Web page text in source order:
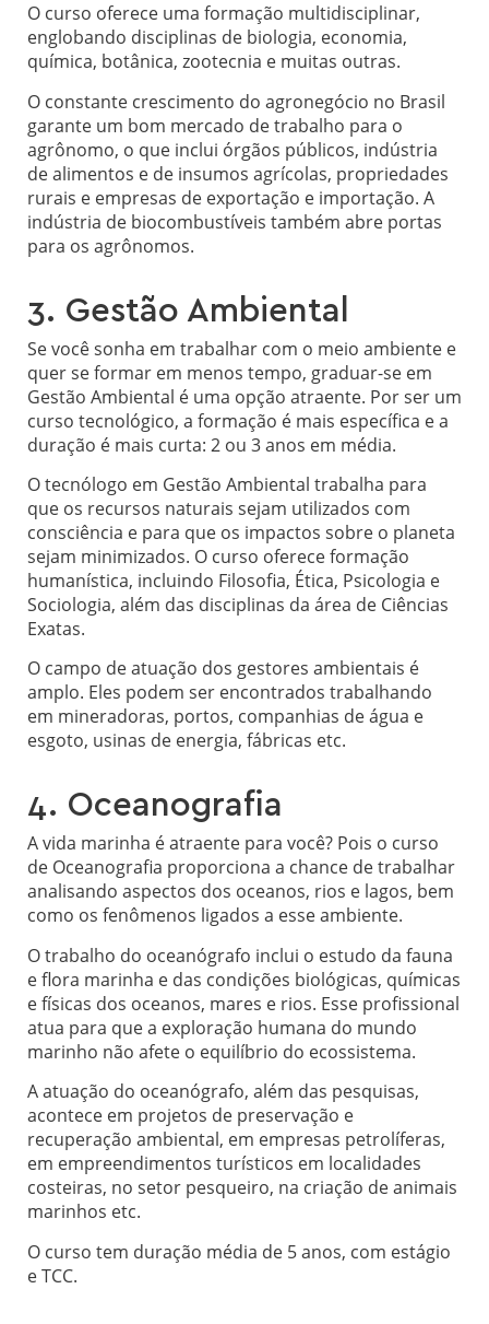
O curso oferece uma formação multidisciplinar,
englobando disciplinas de biologia, economia,
química, botânica, zootecnia e muitas outras.
O constante crescimento do agronegócio no Brasil
garante um bom mercado de trabalho para o
agrônomo, o que inclui órgãos públicos, indústria
de alimentos e de insumos agrícolas, propriedades
rurais e empresas de exportação e importação. A
indústria de biocombustíveis também abre portas
para os agrônomos.
3. Gestão Ambiental
Se você sonha em trabalhar com o meio ambiente e
quer se formar em menos tempo, graduar-se em
Gestão Ambiental é uma opção atraente. Por ser um
curso tecnológico, a formação é mais específica e a
duração é mais curta: 2 ou 3 anos em média.
O tecnólogo em Gestão Ambiental trabalha para
que os recursos naturais sejam utilizados com
consciência e para que os impactos sobre o planeta
sejam minimizados. O curso oferece formação
humanística, incluindo Filosofia, Ética, Psicologia e
Sociologia, além das disciplinas da área de Ciências
Exatas.
O campo de atuação dos gestores ambientais é
amplo. Eles podem ser encontrados trabalhando
em mineradoras, portos, companhias de água e
esgoto, usinas de energia, fábricas etc.
4. Oceanografia
A vida marinha é atraente para você? Pois o curso
de Oceanografia proporciona a chance de trabalhar
analisando aspectos dos oceanos, rios e lagos, bem
como os fenômenos ligados a esse ambiente.
O trabalho do oceanógrafo inclui o estudo da fauna
e flora marinha e das condições biológicas, químicas
e físicas dos oceanos, mares e rios. Esse profissional
atua para que a exploração humana do mundo
marinho não afete o equilíbrio do ecossistema.
A atuação do oceanógrafo, além das pesquisas,
acontece em projetos de preservação e
recuperação ambiental, em empresas petrolíferas,
em empreendimentos turísticos em localidades
costeiras, no setor pesqueiro, na criação de animais
marinhos etc.
O curso tem duração média de 5 anos, com estágio
e TCC.